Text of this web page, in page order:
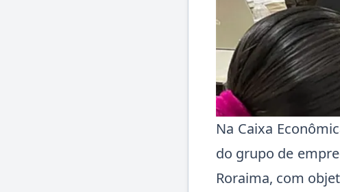
Na Caixa
do grupo de
Roraima, com